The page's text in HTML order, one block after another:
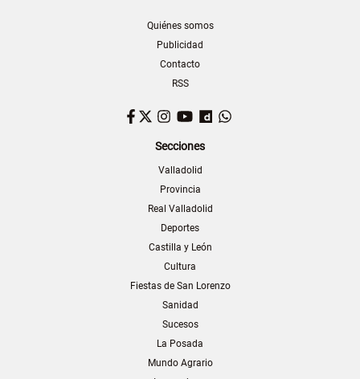
Quiénes somos
Publicidad
Contacto
RSS
Facebook
TwitterInstagram
YouTubeDailymotion
Secciones
Valladolid
Provincia
Real Valladolid
Deportes
Castilla y León
Cultura
Fiestas de San Lorenzo
Sanidad
Sucesos
La Posada
Mundo Agrario